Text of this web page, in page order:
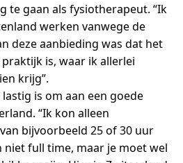
te gaan als fysiotherapeut. “Ik
werken vanwege de
deze aanbieding was dat het
is, waar ik allerlei
krijg”.
is om aan een goede
“Ik kon alleen
bijvoorbeeld 25 of 30 uur
niet full time, maar je moet wel